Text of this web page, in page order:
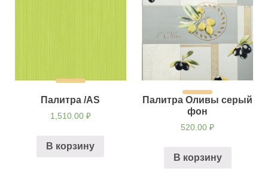
Палитра /AS
1,510.00 ₽
В корзину
Палитра Оливы серый
фон
520.00₽
В корзину